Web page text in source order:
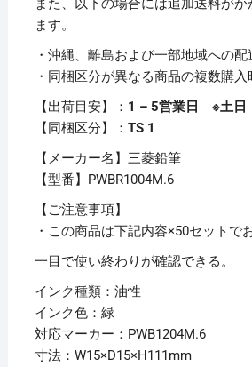
ニ
お
知
ら
セ
ン
ー
カ
ー
ト
ジ
4mm
丸
芯
また、以下の場合には追加送料が
ます。
・沖縄、離島および一部地域への配
・同梱区分が異なる商品の複数購入
【出荷目安】： 1 – 5営業日 ※土日
【同梱区分】： TS 1
【メーカー名】三菱鉛筆
【型番】PWBR1004M.6
【ご注意事項】
・この商品は下記内容×50セットで
一目で使い終わりが確認できる。
インク種類：油性
インク色：緑
対応マーカー：PWB1204M.6
寸法：W15×D15×H111mm